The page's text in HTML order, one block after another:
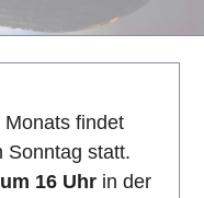
findet
Sonntag statt.
16 Uhr in der